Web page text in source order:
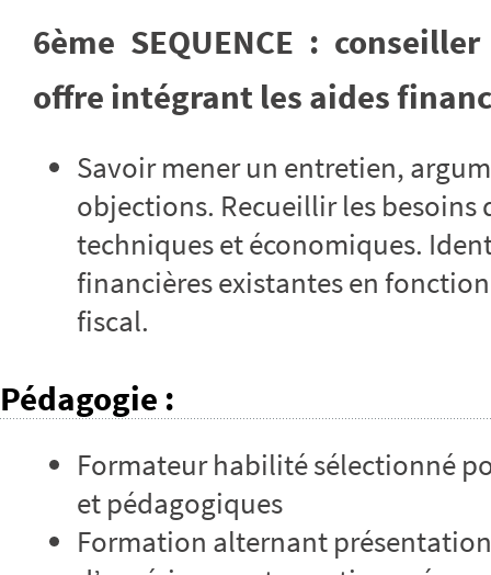
6ème SEQUENCE :
offre intégrant les aides
Savoir mener un entretien,
objections. Recueillir les
techniques et économiques.
financières existantes en
fiscal.
Pédagogie :
Formateur habilité sélectionné
et pédagogiques
Formation alternant